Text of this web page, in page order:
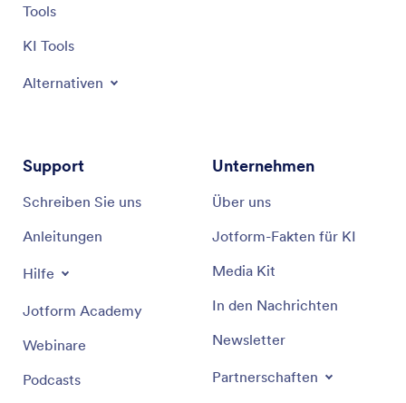
Tools
KI Tools
Alternativen
Support
Schreiben Sie uns
Anleitungen
Hilfe
Jotform Academy
Webinare
Podcasts
Unternehmen
Über uns
Jotform-Fakten für KI
Media Kit
In den Nachrichten
Newsletter
Partnerschaften